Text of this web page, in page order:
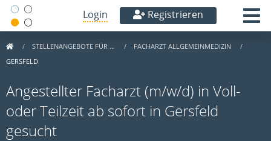
Login Registrieren
STELLENANGEBOTE FÜR …
FACHARZT ALLGEMEINMEDIZIN
GERSFELD
Angestellter Facharzt (m/w/d) in Voll-
oder Teilzeit ab sofort in Gersfeld
gesucht